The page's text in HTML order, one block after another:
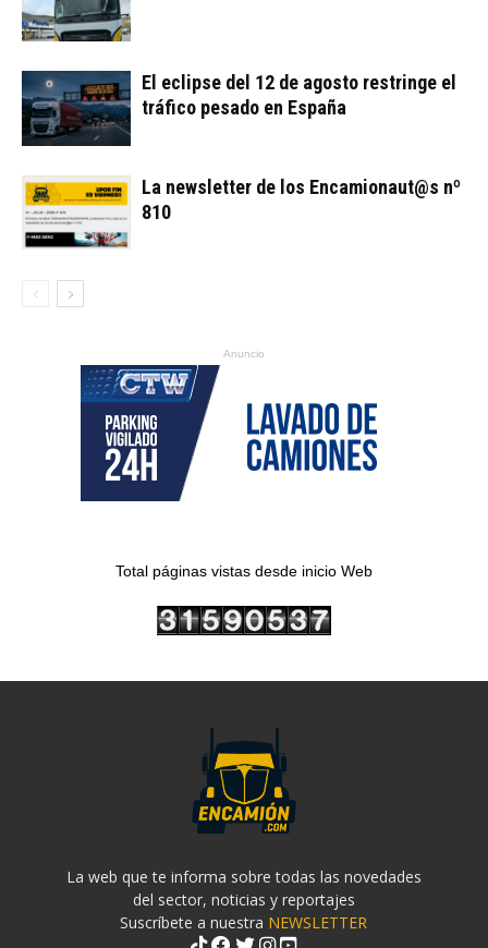
El eclipse del 12 de agosto restringe el
tráfico pesado en España
La newsletter de los Encamionaut@s nº
810
Anuncio
Total páginas vistas desde inicio Web
La web que te informa sobre todas las novedades
del sector, noticias y reportajes
Suscríbete a nuestra NEWSLETTER